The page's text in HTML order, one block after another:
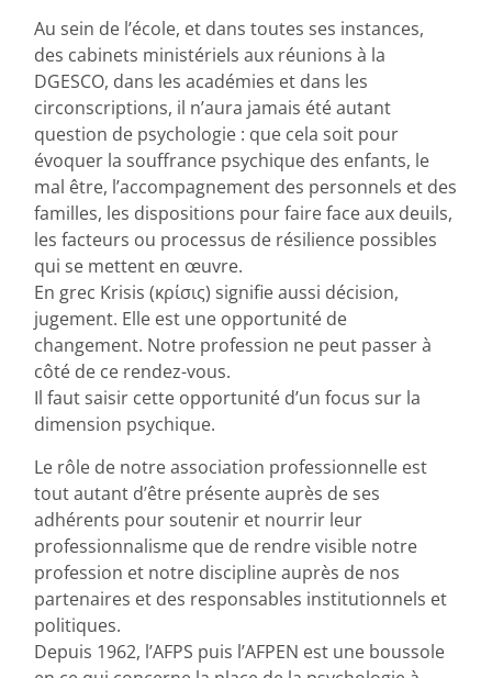
Au sein de l’école, et dans toutes ses instances,
des cabinets ministériels aux réunions à la
DGESCO, dans les académies et dans les
circonscriptions, il n’aura jamais été autant
question de psychologie : que cela soit pour
évoquer la souffrance psychique des enfants, le
mal être, l’accompagnement des personnels et des
familles, les dispositions pour faire face aux deuils,
les facteurs ou processus de résilience possibles
qui se mettent en œuvre.
En grec Krisis (κρίσις) signifie aussi décision,
jugement. Elle est une opportunité de
changement. Notre profession ne peut passer à
côté de ce rendez-vous.
Il faut saisir cette opportunité d’un focus sur la
dimension psychique.
Le rôle de notre association professionnelle est
tout autant d’être présente auprès de ses
adhérents pour soutenir et nourrir leur
professionnalisme que de rendre visible notre
profession et notre discipline auprès de nos
partenaires et des responsables institutionnels et
politiques.
Depuis 1962, l’AFPS puis l’AFPEN est une boussole